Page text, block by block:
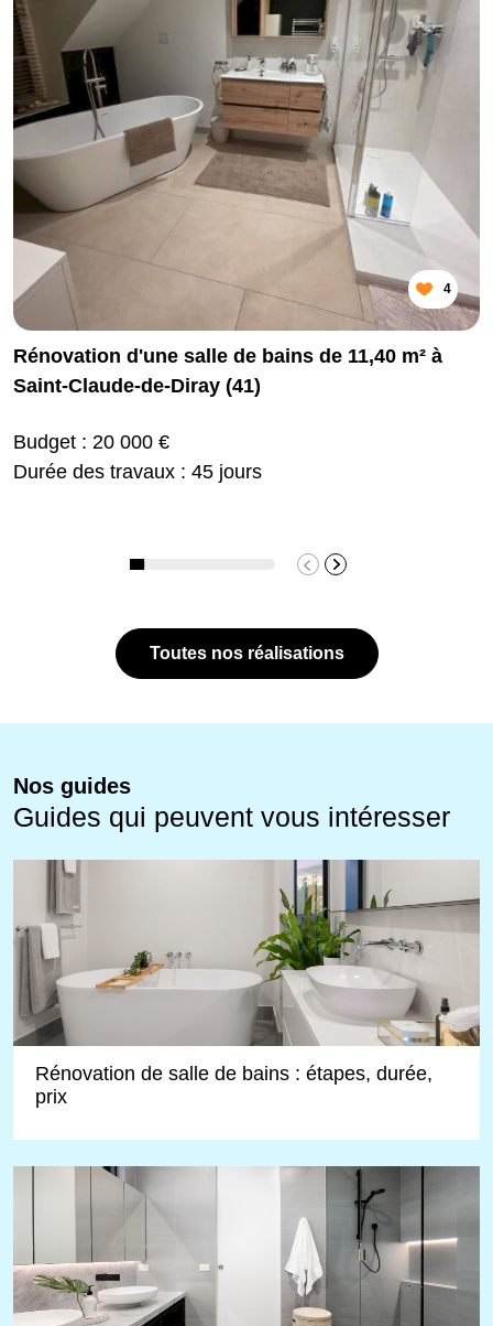
4
Rénovation d'une salle de bains de 11,40 m² à
Saint-Claude-de-Diray (41)
Budget : 20 000 €
Durée des travaux : 45 jours
Toutes nos réalisations
Nos guides
Guides qui peuvent vous intéresser
Rénovation de salle de bains : étapes, durée,
prix